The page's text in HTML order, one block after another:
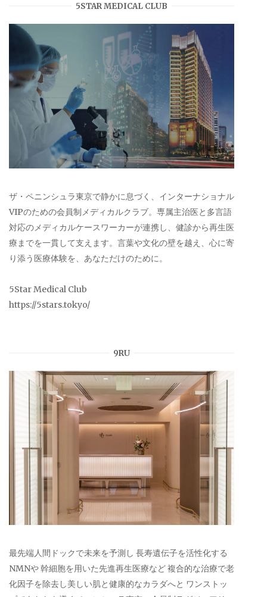
5STAR MEDICAL CLUB
ザ・ペニンシュラ東京で静かに息づく、インターナショナル
VIPのための会員制メディカルクラブ。専属主治医と多言語
対応のメディカルケースワーカーが連携し、健診から再生医
療までを一貫して支えます。言葉や文化の壁を越え、心に寄
り添う医療体験を、あなただけのために。
5Star Medical Club
https://5stars.tokyo/
9RU
最先端人間ドックで未来を予測し 長寿遺伝子を活性化する
NMNや 幹細胞を用いた先進再生医療など 複合的な治療で老
化因子を除去し美しい肌と健康的なカラダへと ワンストッ